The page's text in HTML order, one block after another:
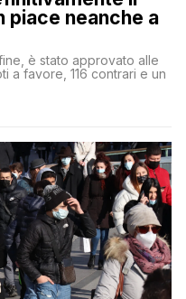
piace neanche a
è stato approvato alle
a favore, 116 contrari e un